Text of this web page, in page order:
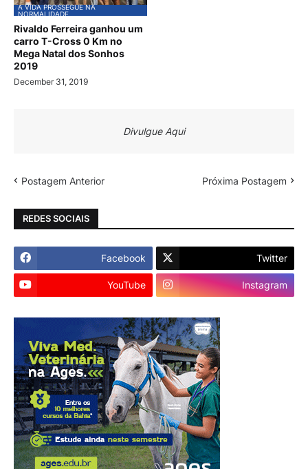
A VIDA PROSSEGUE NA
NORMALIDADE
Rivaldo Ferreira ganhou um
carro T-Cross 0 Km no
Mega Natal dos Sonhos
2019
December 31, 2019
Divulgue Aqui
Postagem Anterior Próxima Postagem
REDES SOCIAIS
Facebook Twitter
YouTube Instagram